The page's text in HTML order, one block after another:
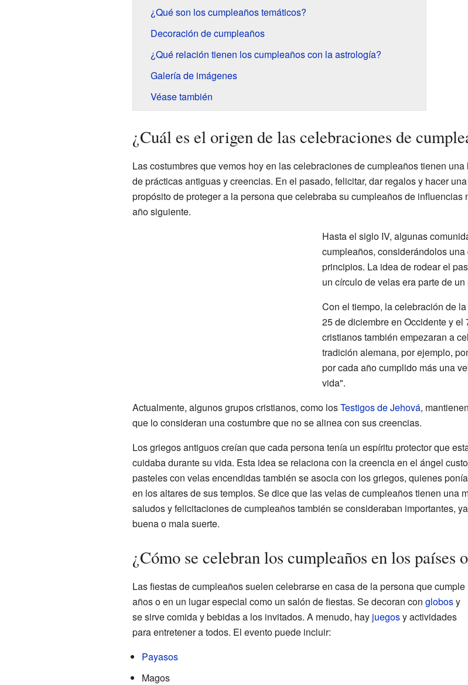
¿Qué son los cumpleaños temáticos?
Decoración de cumpleaños
¿Qué relación tienen los cumpleaños con la astrología?
Galería de imágenes
Véase también
¿Cuál es el origen de las celebraciones de
Las costumbres que vemos hoy en las celebraciones de cumpleaños tienen
de prácticas antiguas y creencias. En el pasado, felicitar, dar regalos y hacer
propósito de proteger a la persona que celebraba su cumpleaños de
año siguiente.
Hasta el siglo IV, algunas
cumpleaños, considerándolos
principios. La idea de rodear el
un círculo de velas era parte de
Con el tiempo, la celebración de la
25 de diciembre en Occidente y
cristianos también empezaran a
tradición alemana, por ejemplo,
por cada año cumplido más una
vida".
Actualmente, algunos grupos cristianos, como losTestigos de Jehová,
que lo consideran una costumbre que no se alinea con sus creencias.
Los griegos antiguos creían que cada persona tenía un espíritu protector que
cuidaba durante su vida. Esta idea se relaciona con la creencia en el ángel
pasteles con velas encendidas también se asocia con los griegos, quienes
en los altares de sus templos. Se dice que las velas de cumpleaños tienen una
saludos y felicitaciones de cumpleaños también se consideraban importantes,
buena o mala suerte.
¿Cómo se celebran los cumpleaños en los países
Las fiestas de cumpleaños suelen celebrarse en casa de la persona que cumple
años o en un lugar especial como un salón de fiestas. Se decoran con globosy
se sirve comida y bebidas a los invitados. A menudo, hay juegosy actividades
para entretener a todos. El evento puede incluir:
Payasos
Magos